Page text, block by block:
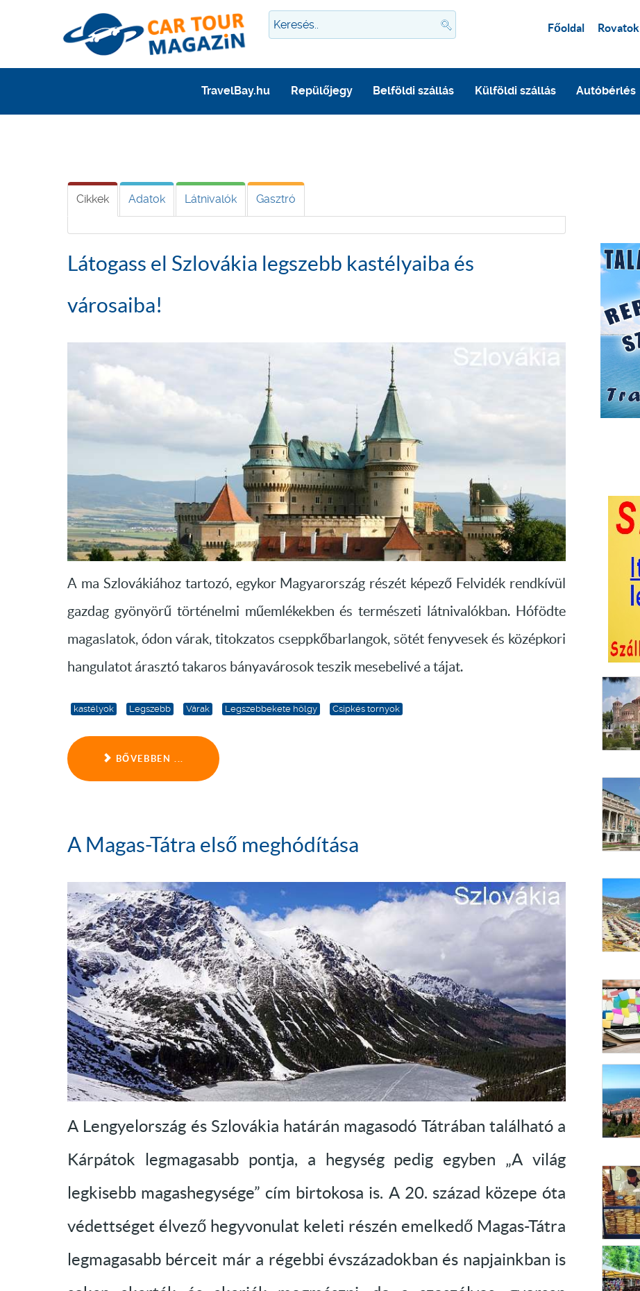
Főoldal Rovatok
TravelBay.hu Repülőjegy Belföldi szállás Külföldi szállás Autóbérlés
Cikkek Adatok Látnivalók Gasztró
Látogass el Szlovákia legszebb kastélyaiba és
városaiba!
A ma Szlovákiához tartozó, egykor Magyarország részét képező Felvidék rendkívül
gazdag gyönyörű történelmi műemlékekben és természeti látnivalókban. Hófödte
magaslatok, ódon várak, titokzatos cseppkőbarlangok, sötét fenyvesek és középkori
hangulatot árasztó takaros bányavárosok teszik mesebelivé a tájat.
kastélyok Legszebb Várak Legszebbekete hölgy Csipkés tornyok
BŐVEBBEN ...
A Magas-Tátra első meghódítása
A Lengyelország és Szlovákia határán magasodó Tátrában található a
Kárpátok legmagasabb pontja, a hegység pedig egyben „A világ
legkisebb magashegysége” cím birtokosa is. A 20. század közepe óta
védettséget élvező hegyvonulat keleti részén emelkedő Magas-Tátra
legmagasabb bérceit már a régebbi évszázadokban és napjainkban is